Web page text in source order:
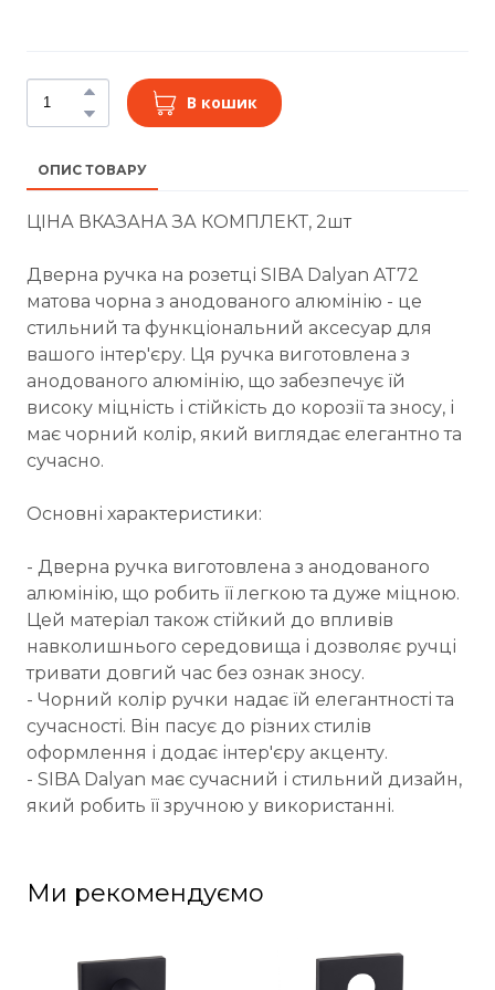
В кошик
ОПИС ТОВАРУ
ЦІНА ВКАЗАНА ЗА КОМПЛЕКТ, 2шт
Дверна ручка на розетці SIBA Dalyan AT72
матова чорна з анодованого алюмінію - це
стильний та функціональний аксесуар для
вашого інтер'єру. Ця ручка виготовлена з
анодованого алюмінію, що забезпечує їй
високу міцність і стійкість до корозії та зносу, і
має чорний колір, який виглядає елегантно та
сучасно.
Основні характеристики:
- Дверна ручка виготовлена з анодованого
алюмінію, що робить її легкою та дуже міцною.
Цей матеріал також стійкий до впливів
навколишнього середовища і дозволяє ручці
тривати довгий час без ознак зносу.
- Чорний колір ручки надає їй елегантності та
сучасності. Він пасує до різних стилів
оформлення і додає інтер'єру акценту.
- SIBA Dalyan має сучасний і стильний дизайн,
який робить її зручною у використанні.
Ми рекомендуємо